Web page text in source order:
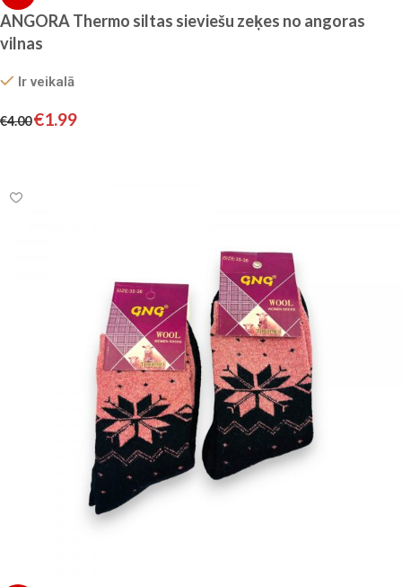
ANGORA Thermo siltas sieviešu zeķes no angoras
vilnas
Ir veikalā
€4.00€1.99